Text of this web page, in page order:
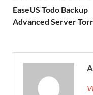
EaseUS Todo Backup
Advanced Server